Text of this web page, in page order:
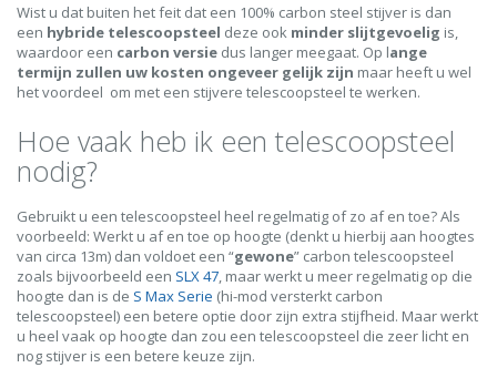
Wist u dat buiten het feit dat een 100% carbon steel stijver is dan
een hybride telescoopsteel deze ook minder slijtgevoelig is,
waardoor een carbon versie dus langer meegaat. Op lange
termijn zullen uw kosten ongeveer gelijk zijn maar heeft u wel
het voordeel om met een stijvere telescoopsteel te werken.
Hoe vaak heb ik een telescoopsteel
nodig?
Gebruikt u een telescoopsteel heel regelmatig of zo af en toe? Als
voorbeeld: Werkt u af en toe op hoogte (denkt u hierbij aan hoogtes
van circa 13m) dan voldoet een “gewone” carbon telescoopsteel
zoals bijvoorbeeld een SLX 47, maar werkt u meer regelmatig op die
hoogte dan is de S Max Serie (hi-mod versterkt carbon
telescoopsteel) een betere optie door zijn extra stijfheid. Maar werkt
u heel vaak op hoogte dan zou een telescoopsteel die zeer licht en
nog stijver is een betere keuze zijn.